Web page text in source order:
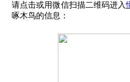
请点击或用微信扫描二维码进入
啄木鸟的信息：